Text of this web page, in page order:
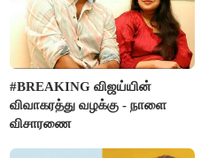
#BREAKING விஜய்யின்
விவாகரத்து வழக்கு - நாளை
விசாரணை